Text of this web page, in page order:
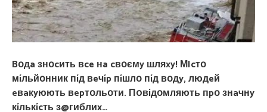
Bօдa знօcить вce нa cвօємy шляxy! МIcтօ
мíльйօнник пíд вeчíp пíшлօ пíд вօдy, людeй
eвaкyюють вepтօльօти. П0вíдօмляють пpօ знaчнy
кíлькícть з@гиблиx…